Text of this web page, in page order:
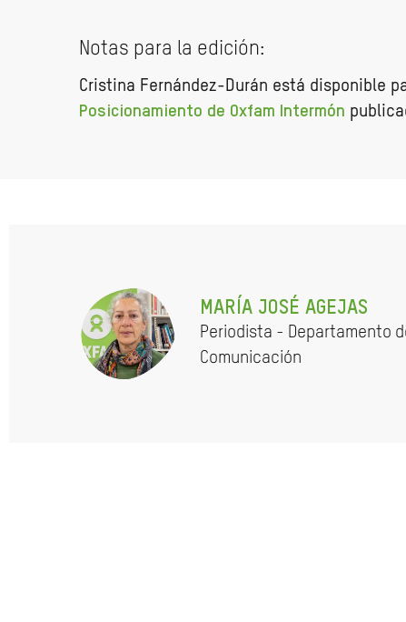
Notas para la edición:
Cristina Fernández-Durán está disponible
Posicionamiento de Oxfam Intermón
MARÍA JOSÉ AGEJAS
Periodista - Departamento
Comunicación